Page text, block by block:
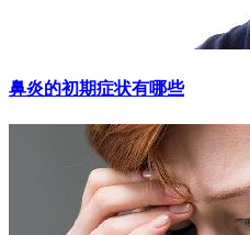
鼻炎的初期症状有哪些